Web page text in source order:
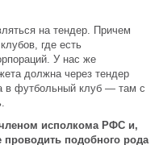
на тендер. Причем
где есть
У нас же
должна через тендер
в футбольный клуб — там с
исполкома РФС и,
подобного рода